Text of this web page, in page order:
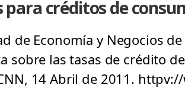
para créditos de
de Economía y Negocios
sobre las tasas de crédito
14 Abril de 2011.